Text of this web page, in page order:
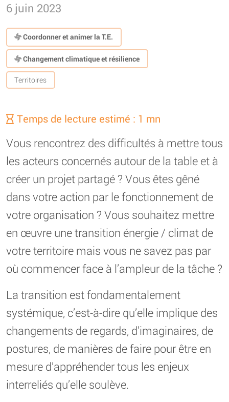
6 juin 2023
Coordonner et animer la T.E.
Changement climatique et résilience
Territoires
Temps de lecture estimé : 1 mn
Vous rencontrez des difficultés à mettre tous
les acteurs concernés autour de la table et à
créer un projet partagé ? Vous êtes gêné
dans votre action par le fonctionnement de
votre organisation ? Vous souhaitez mettre
en œuvre une transition énergie / climat de
votre territoire mais vous ne savez pas par
où commencer face à l’ampleur de la tâche ?
La transition est fondamentalement
systémique, c’est-à-dire qu’elle implique des
changements de regards, d’imaginaires, de
postures, de manières de faire pour être en
mesure d’appréhender tous les enjeux
interreliés qu’elle soulève.